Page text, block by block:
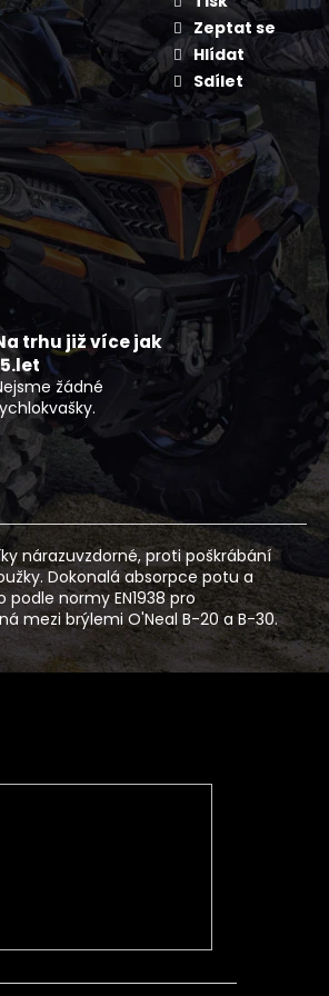
Zeptat se
Hlídat
Sdílet
trhu již více jak
žádné
nárazuvzdorné, proti poškrábání
Dokonalá absorpce potu a
normy EN1938 pro
mezi brýlemi O'Neal B-20 a B-30.